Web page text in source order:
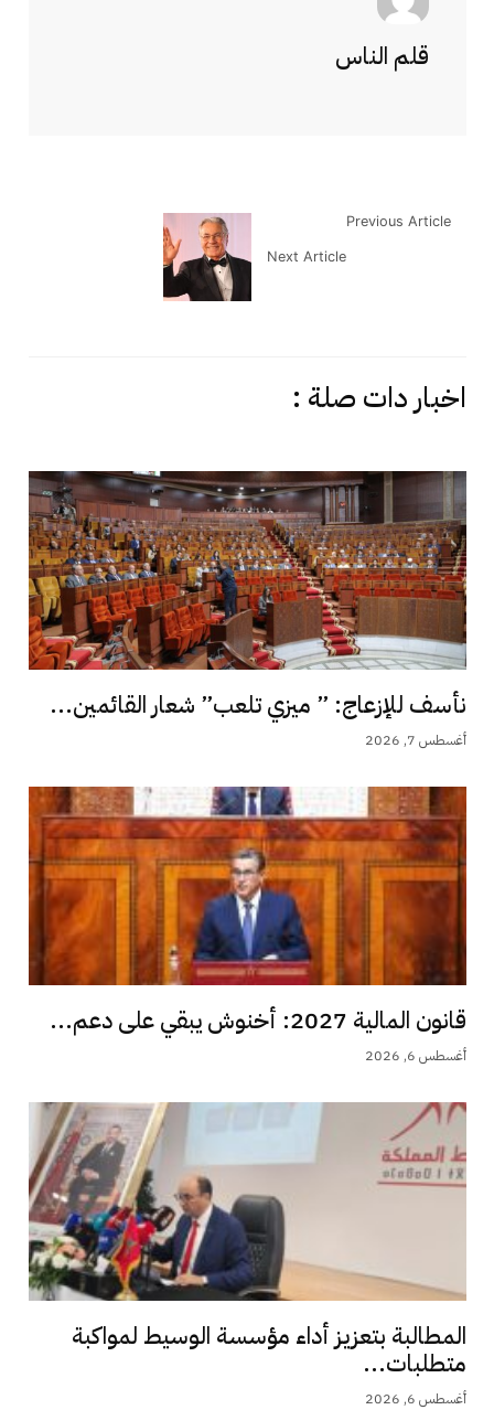
قلم الناس
Previous Article
Next Article
اخبار دات صلة :
نأسف للإزعاج: ” ميزي تلعب” شعار القائمين...
أغسطس 7, 2026
قانون المالية 2027: أخنوش يبقي على دعم...
أغسطس 6, 2026
المطالبة بتعزيز أداء مؤسسة الوسيط لمواكبة
متطلبات...
أغسطس 6, 2026